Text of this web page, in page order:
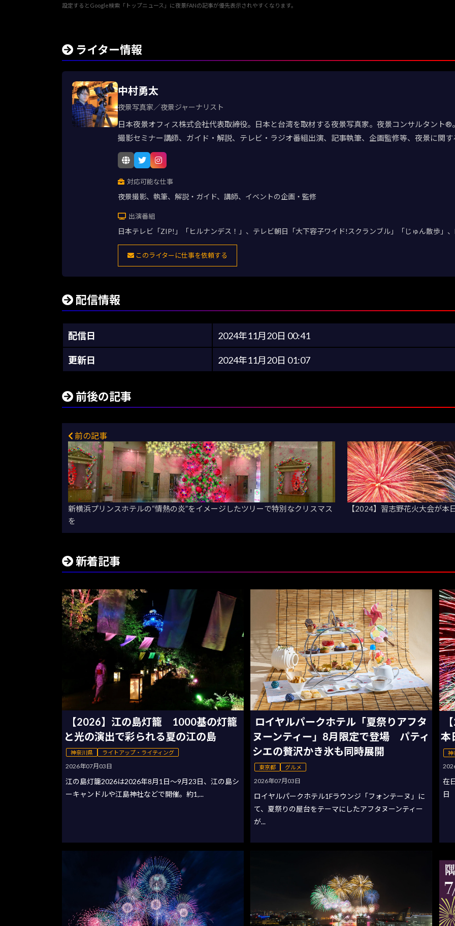
設定するとGoogle検索「トップニュース」に夜景FANの記事が優先表示されやすくなります。
ライター情報
中村勇太
夜景写真家／夜景ジャーナリスト
日本夜景オフィス株式会社代表取締役。日本と台湾を取材する夜景写真家。夜景コンサルタント
撮影セミナー講師、ガイド・解説、テレビ・ラジオ番組出演、記事執筆、企画監修等、夜景に関
対応可能な仕事
夜景撮影、執筆、解説・ガイド、講師、イベントの企画・監修
出演番組
日本テレビ「ZIP!」「ヒルナンデス！」、テレビ朝日「大下容子ワイド!スクランブル」「じゅん散歩」
このライターに仕事を依頼する
配信情報
配信日 2024年11月20日 00:41
更新日 2024年11月20日 01:07
前後の記事
前の記事
新横浜プリンスホテルの“情熱の炎”をイメージしたツリーで特別なクリスマス
を
【2024】習志野花火大会が
新着記事
【2026】江の島灯籠 1000基の灯籠
と光の演出で彩られる夏の江の島
神奈川県 ライトアップ・ライティング
2026年07月03日
江の島灯籠2026は2026年8月1日〜9月23日、江の島シ
ーキャンドルや江島神社などで開催。約1,...
ロイヤルパークホテル「夏祭りアフタ
ヌーンティー」8月限定で登場 パティ
シエの贅沢かき氷も同時展開
東京都 グルメ
2026年07月03日
ロイヤルパークホテル1Fラウンジ「フォンテーヌ」に
て、夏祭りの屋台をテーマにしたアフタヌーンティー
が...
本
神
在
日